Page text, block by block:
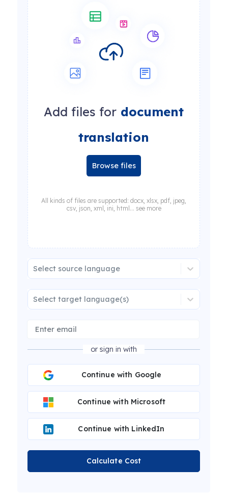
Add files for document
translation
Browse files
All kinds of files are supported: docx, xlsx, pdf, jpeg,
csv, json, xml, ini, html... see more
Select source language
Select target language(s)
or sign in with
Continue with Google
Continue with Microsoft
Continue with LinkedIn
Calculate Cost